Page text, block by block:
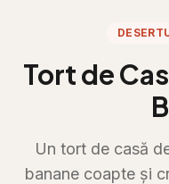
Tort de
Un tort de casă
banane coapte și